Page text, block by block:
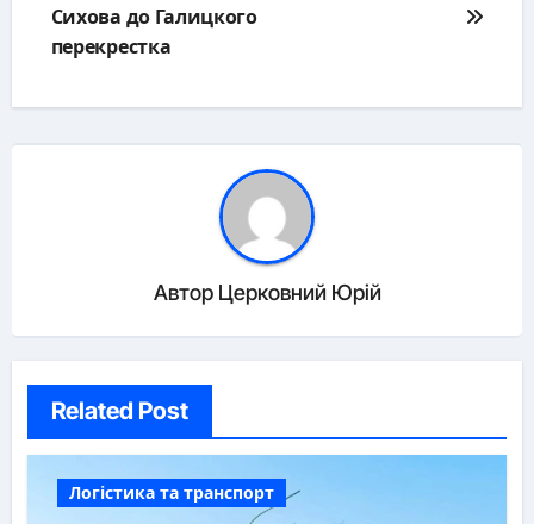
Сихова до Галицкого
перекрестка
Автор Церковний Юрій
Related Post
Логістика та транспорт